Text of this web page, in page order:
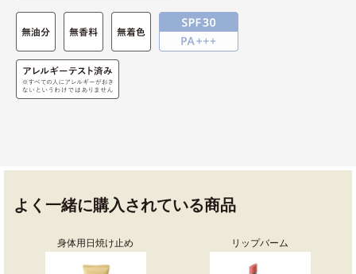
よく一緒に購入されている商品
身体用日焼け止め リップバーム